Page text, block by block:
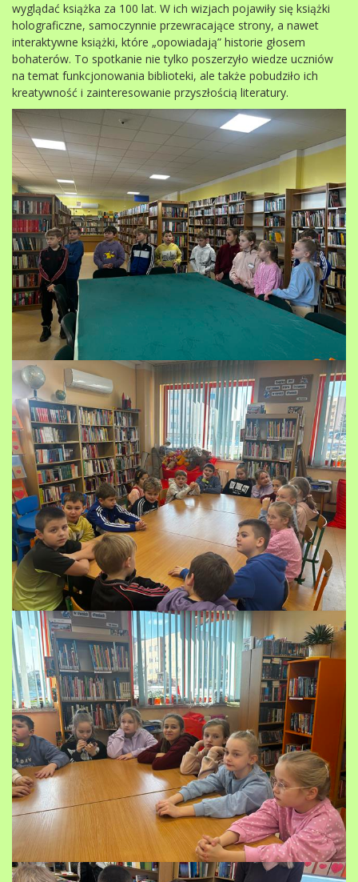
wyglądać książka za 100 lat. W ich wizjach pojawiły się książki
holograficzne, samoczynnie przewracające strony, a nawet
interaktywne książki, które „opowiadają” historie głosem
bohaterów. To spotkanie nie tylko poszerzyło wiedze uczniów
na temat funkcjonowania biblioteki, ale także pobudziło ich
kreatywność i zainteresowanie przyszłością literatury.